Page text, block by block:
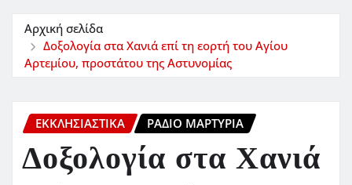
Αρχική σελίδα
Δοξολογία στα Χανιά επί τη εορτή του Αγίου
Αρτεμίου, προστάτου της Αστυνομίας
ΕΚΚΛΗΣΙΑΣΤΙΚΆ ΡΆΔΙΟ ΜΑΡΤΥΡΊΑ
Δοξολογία στα Χανιά